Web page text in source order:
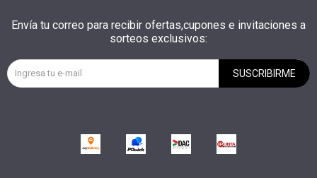
Envía tu correo para recibir ofertas,cupones e invitaciones a
sorteos exclusivos:
SUSCRIBIRME